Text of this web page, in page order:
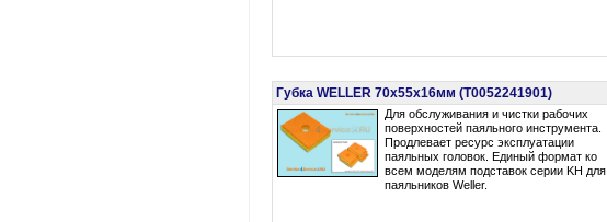
Губка WELLER 70x55x16мм (T0052241901)
Для обслуживания и чистки рабочих
поверхностей паяльного инструмента.
Продлевает ресурс эксплуатации
паяльных головок. Единый формат ко
всем моделям подставок серии KH для
паяльников Weller.